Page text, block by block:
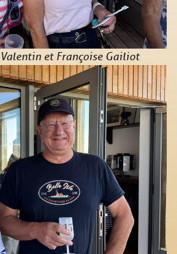
et Françoise Gailiot